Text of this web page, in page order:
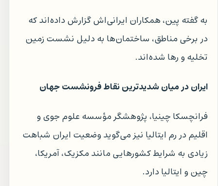
به گفته پین، همکاران ایرانی‌اش گزارش داده‌اند که
در برخی مناطق، ساختمان‌ها به دلیل نشست زمین
تخلیه و رها شده‌اند.
ایران در میان شدیدترین نقاط فرونشست جهان
فرانچسکا چینیا، پژوهشگر مؤسسه علوم جوی و
اقلیم در رم ایتالیا نیز می‌گوید وضعیت ایران شباهت
زیادی به شرایط کشورهایی مانند مکزیک، آمریکا،
چین و ایتالیا دارد.